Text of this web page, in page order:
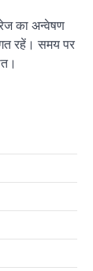
का अन्वेषण
रहें। समय पर